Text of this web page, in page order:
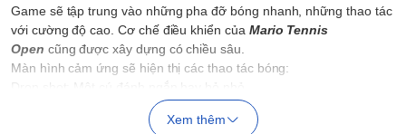
Game sẽ tập trung vào những pha đỡ bóng nhanh, những thao tác
với cường độ cao. Cơ chế điều khiển của Mario Tennis
Open cũng được xây dựng có chiều sâu.
Màn hình cảm ứng sẽ hiện thị các thao tác bóng:
Topspin: Một kiểu đánh bóng xoáy theo hướng bay của bóng, chiều
xoáy đi qua đỉnh bóng khiến nó rơi ở góc cao của sân.
Xem thêm